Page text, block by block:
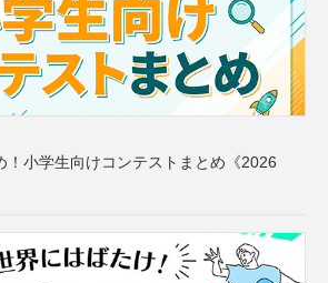
！小学生向けコンテストまとめ《2026